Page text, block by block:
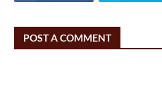
POST A COMMENT